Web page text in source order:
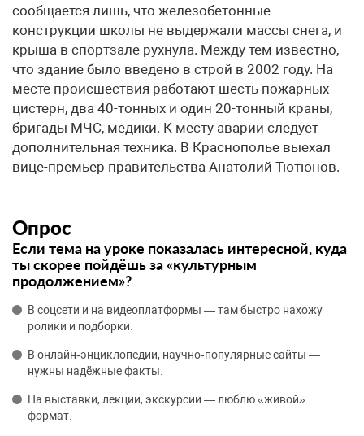
сообщается лишь, что железобетонные
конструкции школы не выдержали массы снега, и
крыша в спортзале рухнула. Между тем известно,
что здание было введено в строй в 2002 году. На
месте происшествия работают шесть пожарных
цистерн, два 40-тонных и один 20-тонный краны,
бригады МЧС, медики. К месту аварии следует
дополнительная техника. В Краснополье выехал
вице-премьер правительства Анатолий Тютюнов.
Опрос
Если тема на уроке показалась интересной, куда
ты скорее пойдёшь за «культурным
продолжением»?
В соцсети и на видеоплатформы — там быстро нахожу
ролики и подборки.
В онлайн‑энциклопедии, научно‑популярные сайты —
нужны надёжные факты.
На выставки, лекции, экскурсии — люблю «живой»
формат.